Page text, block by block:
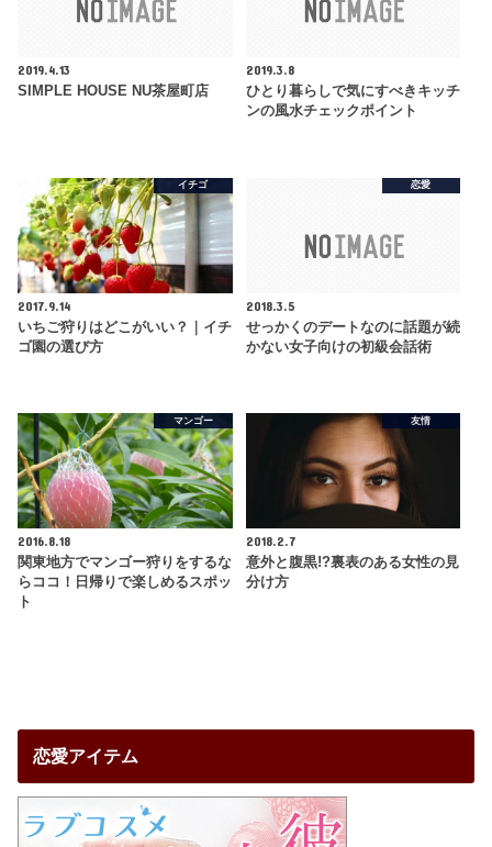
2019.4.13
SIMPLE HOUSE NU茶屋町店
2019.3.8
ひとり暮らしで気にすべきキッチ
ンの風水チェックポイント
イチゴ
2017.9.14
いちご狩りはどこがいい？｜イチ
ゴ園の選び方
恋愛
2018.3.5
せっかくのデートなのに話題が続
かない女子向けの初級会話術
マンゴー
2016.8.18
関東地方でマンゴー狩りをするな
らココ！日帰りで楽しめるスポッ
ト
友情
2018.2.7
意外と腹黒!?裏表のある女性の見
分け方
恋愛アイテム